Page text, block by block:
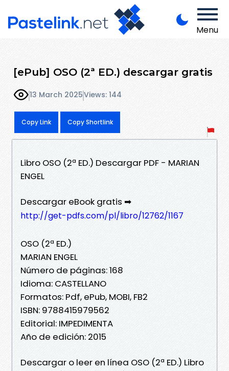
Menu
[ePub] OSO (2ª ED.) descargar gratis
13 March 2025Views: 144
Copy Link Copy Shortlink
Libro OSO (2ª ED.) Descargar PDF - MARIAN
ENGEL
Descargar eBook gratis ➡
http://get-pdfs.com/pl/libro/12762/1167
OSO (2ª ED.)
MARIAN ENGEL
Número de páginas: 168
Idioma: CASTELLANO
Formatos: Pdf, ePub, MOBI, FB2
ISBN: 9788415979562
Editorial: IMPEDIMENTA
Año de edición: 2015
Descargar o leer en línea OSO (2ª ED.) Libro